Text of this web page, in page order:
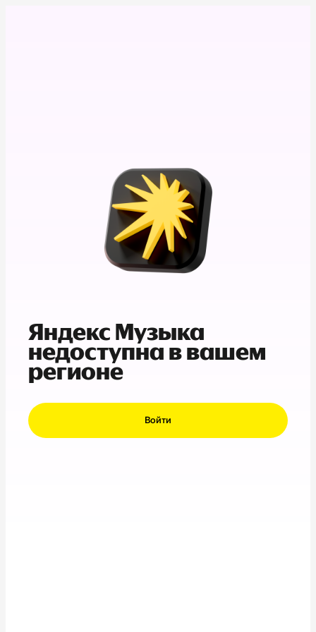
Яндекс Музыка
недоступна в вашем
регионе
Войти